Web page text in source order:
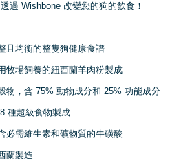
過 Wishbone 改變您的狗的飲食！
且均衡的整隻狗健康食譜
牧場飼養的紐西蘭羊肉粉製成
物，含 75% 動物成分和 25% 功能成分
種超級食物製成
必需維生素和礦物質的牛磺酸
蘭製造